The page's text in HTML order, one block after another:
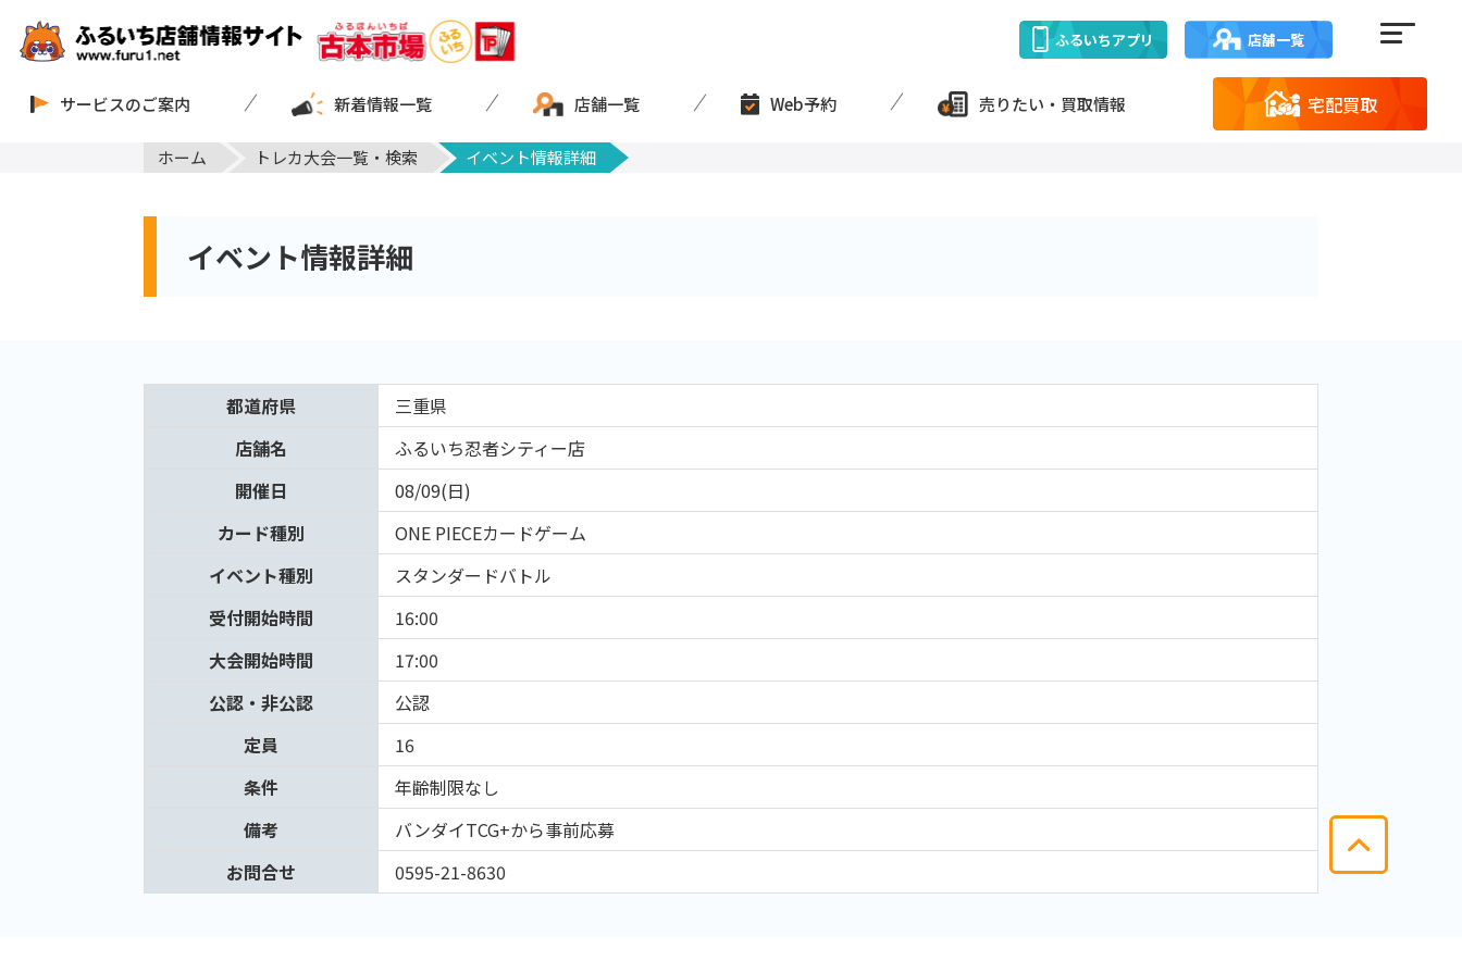
ふるいちアプリ 店舗一覧
サービスのご案内 新着情報一覧 店舗一覧 Web予約 売りたい・買取情報 宅配買取
ホーム トレカ大会一覧・検索 イベント情報詳細
イベント情報詳細
都道府県
三重県
店舗名
ふるいち忍者シティー店
開催日
08/09(日)
カード種別
ONE PIECEカードゲーム
イベント種別
スタンダードバトル
受付開始時間
16:00
大会開始時間
17:00
公認・非公認
公認
定員
16
条件
年齢制限なし
備考
バンダイTCG+から事前応募
お問合せ
0595-21-8630